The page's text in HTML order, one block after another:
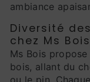
ambiance
Diversité
chez Ms Bois
Ms Bois
bois, allant du
ou le pin.